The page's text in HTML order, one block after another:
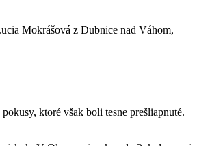
Mokrášová z Dubnice nad Váhom,
ktoré však boli tesne prešliapnuté.